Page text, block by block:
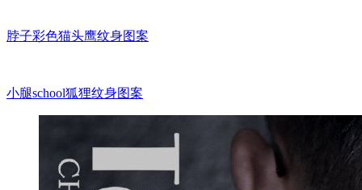
脖子彩色猫头鹰纹身图案
小腿school狐狸纹身图案